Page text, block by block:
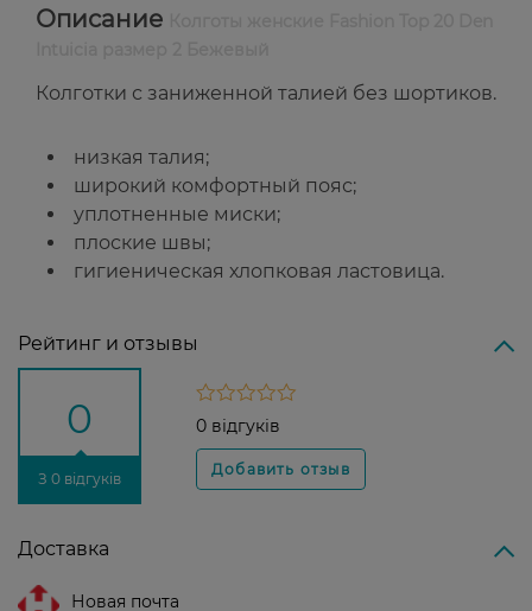
Описание
Колготки с заниженной талией без шортиков.
низкая талия;
широкий комфортный пояс;
уплотненные миски;
плоские швы;
гигиеническая хлопковая ластовица.
Рейтинг и отзывы
0
З 0 відгуків
0 відгуків
Доставка
Новая почта